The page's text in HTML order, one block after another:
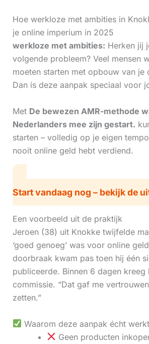
Hoe werkloze met ambities in
je online imperium in 2025
werkloze met ambities: Herken jij
volgende probleem? Veel mensen
moeten starten met opbouw van je
Dan is deze aanpak speciaal voor
Met De bewezen AMR-methode
Nederlanders mee zijn gestart.
starten – volledig op je eigen
nooit online geld hebt verdiend.
Start vandaag nog – bekijk de
Een voorbeeld uit de praktijk
Jeroen (38) uit Knokke twijfelde
‘goed genoeg’ was voor online
doorbraak kwam pas toen hij één
publiceerde. Binnen 6 dagen kreeg
commissie. “Dat gaf me
zetten.”
Waarom deze aanpak écht werkt
Geen producten